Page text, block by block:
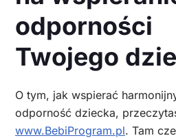
odporności
Twojego
O tym, jak wspierać
odporność dziecka,
www.BebiProgram.pl. Tam